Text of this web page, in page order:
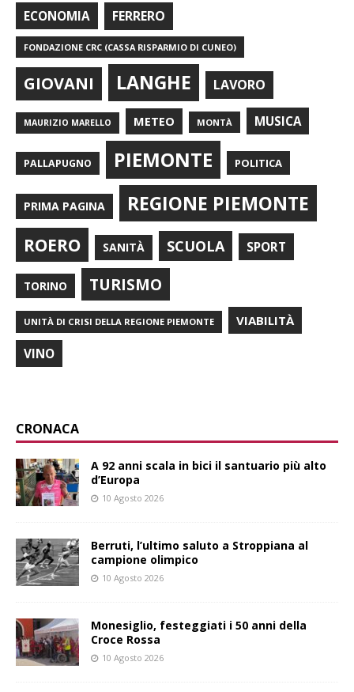
ECONOMIA FERRERO
FONDAZIONE CRC (CASSA RISPARMIO DI CUNEO)
GIOVANI LANGHE LAVORO
MAURIZIO MARELLO METEO MONTÀ MUSICA
PALLAPUGNO PIEMONTE POLITICA
PRIMA PAGINA REGIONE PIEMONTE
ROERO SANITÀ SCUOLA SPORT
TORINO TURISMO
UNITÀ DI CRISI DELLA REGIONE PIEMONTE VIABILITÀ
VINO
CRONACA
A 92 anni scala in bici il santuario più alto
d’Europa
10 Agosto 2026
Berruti, l’ultimo saluto a Stroppiana al
campione olimpico
10 Agosto 2026
Monesiglio, festeggiati i 50 anni della
Croce Rossa
10 Agosto 2026